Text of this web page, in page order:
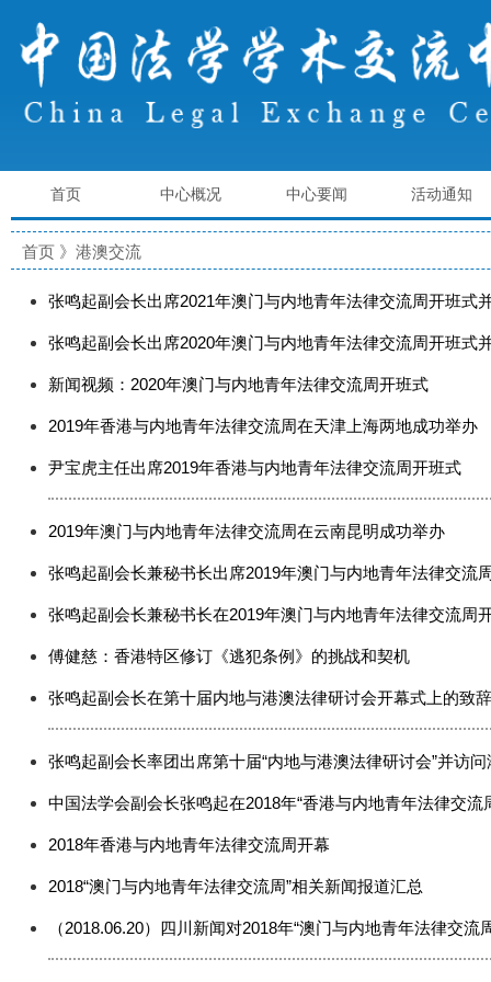
首页 中心概况 中心要闻 活动通知
首页 》港澳交流
张鸣起副会长出席2021年澳门与内地青年法律交流周开班式
张鸣起副会长出席2020年澳门与内地青年法律交流周开班式
新闻视频：2020年澳门与内地青年法律交流周开班式
2019年香港与内地青年法律交流周在天津上海两地成功举办
尹宝虎主任出席2019年香港与内地青年法律交流周开班式
2019年澳门与内地青年法律交流周在云南昆明成功举办
张鸣起副会长兼秘书长出席2019年澳门与内地青年法律交流
张鸣起副会长兼秘书长在2019年澳门与内地青年法律交流周
傅健慈：香港特区修订《逃犯条例》的挑战和契机
张鸣起副会长在第十届内地与港澳法律研讨会开幕式上的致辞
张鸣起副会长率团出席第十届“内地与港澳法律研讨会”并访问
中国法学会副会长张鸣起在2018年“香港与内地青年法律交流
2018年香港与内地青年法律交流周开幕
2018“澳门与内地青年法律交流周”相关新闻报道汇总
（2018.06.20）四川新闻对2018年“澳门与内地青年法律交流